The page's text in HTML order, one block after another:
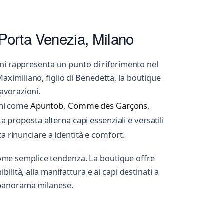
Venezia, Milano
rappresenta un punto di riferimento nel
figlio di Benedetta, la boutique
comeApuntob, Comme des Garçons,
proposta alterna capi essenziali e versatili
rinunciare a identità e comfort.
semplice tendenza. La boutique offre
alla manifattura e ai capi destinati a
milanese.